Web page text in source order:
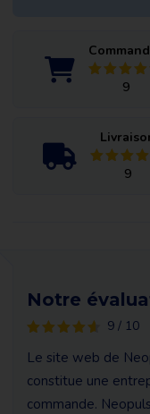
9
9
Notre
9 / 10
Le site web de
constitue une
commande.